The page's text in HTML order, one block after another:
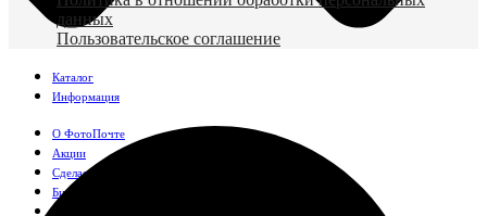
данных
Пользовательское соглашение
Каталог
Информация
О ФотоПочте
Акции
Сделаем за вас
Бизнесу